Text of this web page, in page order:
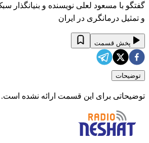
گفتگو با مسعود لعلی نویسنده و بنیانگذار
و تمثیل درمانگری در ایران
پخش قسمت
توضیحات
توضیحاتی برای این قسمت ارائه نشده است.